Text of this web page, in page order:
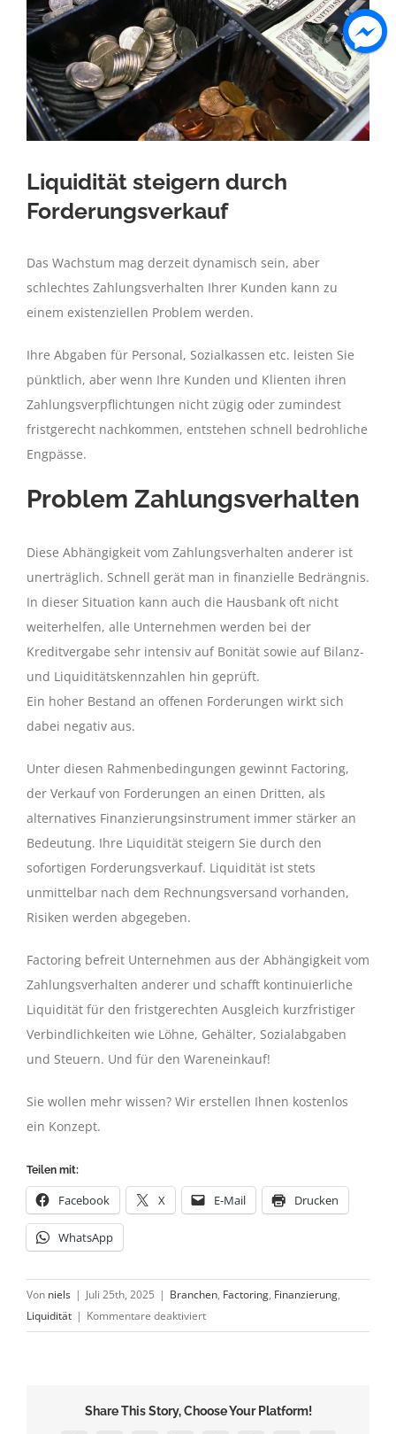
Liquidität steigern durch
Forderungsverkauf
Das Wachstum mag derzeit dynamisch sein, aber
schlechtes Zahlungsverhalten Ihrer Kunden kann zu
einem existenziellen Problem werden.
Ihre Abgaben für Personal, Sozialkassen etc. leisten Sie
pünktlich, aber wenn Ihre Kunden und Klienten ihren
Zahlungsverpflichtungen nicht zügig oder zumindest
fristgerecht nachkommen, entstehen schnell bedrohliche
Engpässe.
Problem Zahlungsverhalten
Diese Abhängigkeit vom Zahlungsverhalten anderer ist
unerträglich. Schnell gerät man in finanzielle Bedrängnis.
In dieser Situation kann auch die Hausbank oft nicht
weiterhelfen, alle Unternehmen werden bei der
Kreditvergabe sehr intensiv auf Bonität sowie auf Bilanz-
und Liquiditätskennzahlen hin geprüft.
Ein hoher Bestand an offenen Forderungen wirkt sich
dabei negativ aus.
Unter diesen Rahmenbedingungen gewinnt Factoring,
der Verkauf von Forderungen an einen Dritten, als
alternatives Finanzierungsinstrument immer stärker an
Bedeutung. Ihre Liquidität steigern Sie durch den
sofortigen Forderungsverkauf. Liquidität ist stets
unmittelbar nach dem Rechnungsversand vorhanden,
Risiken werden abgegeben.
Factoring befreit Unternehmen aus der Abhängigkeit vom
Zahlungsverhalten anderer und schafft kontinuierliche
Liquidität für den fristgerechten Ausgleich kurzfristiger
Verbindlichkeiten wie Löhne, Gehälter, Sozialabgaben
und Steuern. Und für den Wareneinkauf!
Sie wollen mehr wissen? Wir erstellen Ihnen kostenlos
ein Konzept.
Teilen mit:
Facebook X E-Mail Drucken
WhatsApp
Von niels | Juli 25th, 2025 | Branchen, Factoring, Finanzierung,
Liquidität | Kommentare deaktiviertfür
Liquidität
Share This Story, Choose Your Platform!